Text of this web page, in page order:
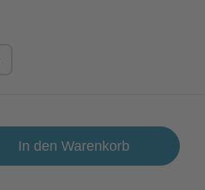
In den Warenkorb